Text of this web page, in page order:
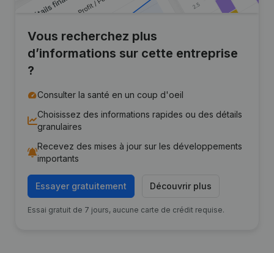
Vous recherchez plus
d’informations sur cette entreprise
?
Consulter la santé en un coup d'oeil
Choisissez des informations rapides ou des détails
granulaires
Recevez des mises à jour sur les développements
importants
Essayer gratuitement Découvrir plus
Essai gratuit de 7 jours, aucune carte de crédit requise.